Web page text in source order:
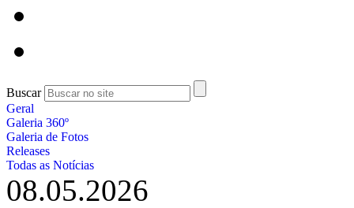
Buscar
Geral
Galeria 360º
Galeria de Fotos
Releases
Todas as Notícias
08.05.2026